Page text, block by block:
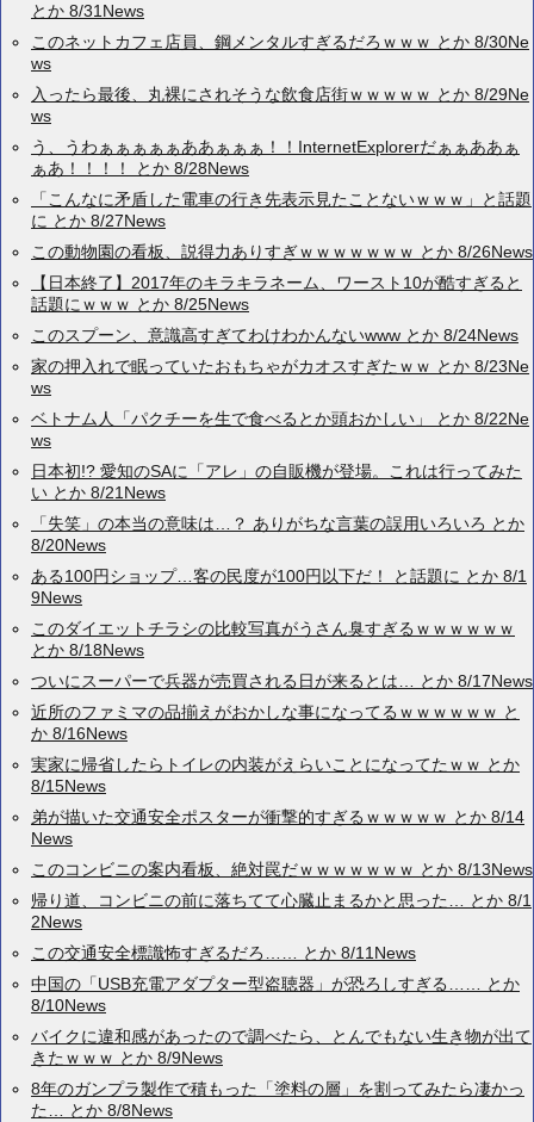
とか 8/31News
このネットカフェ店員、鋼メンタルすぎるだろｗｗｗ とか 8/30Ne
ws
入ったら最後、丸裸にされそうな飲食店街ｗｗｗｗｗ とか 8/29Ne
ws
う、うわぁぁぁぁぁああぁぁぁ！！InternetExplorerだぁぁああぁ
ぁあ！！！！ とか 8/28News
「こんなに矛盾した電車の行き先表示見たことないｗｗｗ」と話題
に とか 8/27News
この動物園の看板、説得力ありすぎｗｗｗｗｗｗｗ とか 8/26News
【日本終了】2017年のキラキラネーム、ワースト10が酷すぎると
話題にｗｗｗ とか 8/25News
このスプーン、意識高すぎてわけわかんないwww とか 8/24News
家の押入れで眠っていたおもちゃがカオスすぎたｗｗ とか 8/23Ne
ws
ベトナム人「パクチーを生で食べるとか頭おかしい」 とか 8/22Ne
ws
日本初!? 愛知のSAに「アレ」の自販機が登場。これは行ってみた
い とか 8/21News
「失笑」の本当の意味は…？ ありがちな言葉の誤用いろいろ とか
8/20News
ある100円ショップ…客の民度が100円以下だ！ と話題に とか 8/1
9News
このダイエットチラシの比較写真がうさん臭すぎるｗｗｗｗｗｗ
とか 8/18News
ついにスーパーで兵器が売買される日が来るとは… とか 8/17News
近所のファミマの品揃えがおかしな事になってるｗｗｗｗｗｗ と
か 8/16News
実家に帰省したらトイレの内装がえらいことになってたｗｗ とか
8/15News
弟が描いた交通安全ポスターが衝撃的すぎるｗｗｗｗｗ とか 8/14
News
このコンビニの案内看板、絶対罠だｗｗｗｗｗｗｗ とか 8/13News
帰り道、コンビニの前に落ちてて心臓止まるかと思った… とか 8/1
2News
この交通安全標識怖すぎるだろ…… とか 8/11News
中国の「USB充電アダプター型盗聴器」が恐ろしすぎる…… とか
8/10News
バイクに違和感があったので調べたら、とんでもない生き物が出て
きたｗｗｗ とか 8/9News
8年のガンプラ製作で積もった「塗料の層」を割ってみたら凄かっ
た… とか 8/8News